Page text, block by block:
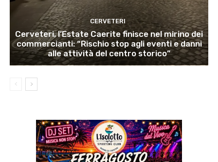
CERVETERI
Cerveteri, l’Estate Caerite finisce nel mirino dei
commercianti: “Rischio stop agli eventi e danni
alle attività del centro storico”